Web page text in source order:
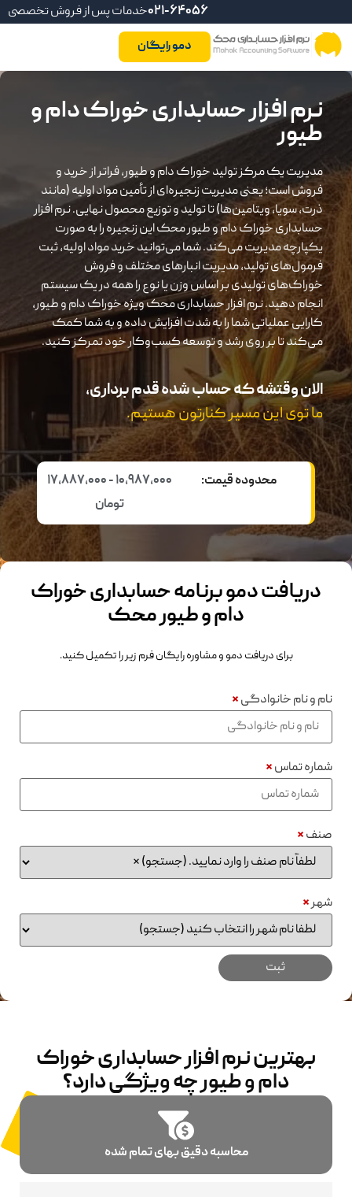
خدمات پس از فروش تخصصی021-64056
دمو رایگان
نرم افزار حسابداری خوراک دام و
طیور
مدیریت یک مرکز تولید خوراک دام و طیور، فراتر از خرید و
فروش است؛ یعنی مدیریت زنجیره‌ای از تأمین مواد اولیه (مانند
ذرت، سویا، ویتامین‌ها) تا تولید و توزیع محصول نهایی. نرم افزار
حسابداری خوراک دام و طیور محک این زنجیره را به صورت
یکپارچه مدیریت می‌کند. شما می‌توانید خرید مواد اولیه، ثبت
فرمول‌های تولید، مدیریت انبارهای مختلف و فروش
خوراک‌های تولیدی بر اساس وزن یا نوع را همه در یک سیستم
انجام دهید. نرم افزار حسابداری محک ویژه خوراک دام و طیور،
کارایی عملیاتی شما را به شدت افزایش داده و به شما کمک
می‌کند تا بر روی رشد و توسعه کسب‌وکار خود تمرکز کنید.
الان وقتشه که حساب شده قدم برداری،
ما توی این مسیر کنارتون هستیم.
محدوده قیمت:
10,987,000 - 17,887,000
تومان
دریافت دمو برنامه حسابداری خوراک
دام و طیور محک
برای دریافت دمو و مشاوره رایگان فرم زیر را تکمیل کنید.
نام و نام خانوادگی*
شماره تماس*
صنف*
شهر*
بهترین نرم افزار حسابداری خوراک
دام و طیور چه ویژگی دارد؟
محاسبه دقیق بهای تمام شده